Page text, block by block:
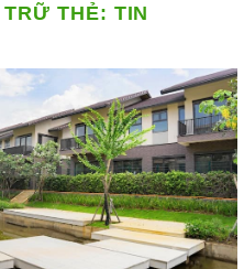
THẺ: TIN